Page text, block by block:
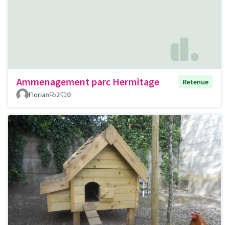
Ammenagement parc Hermitage
Retenue
Florian
2 0